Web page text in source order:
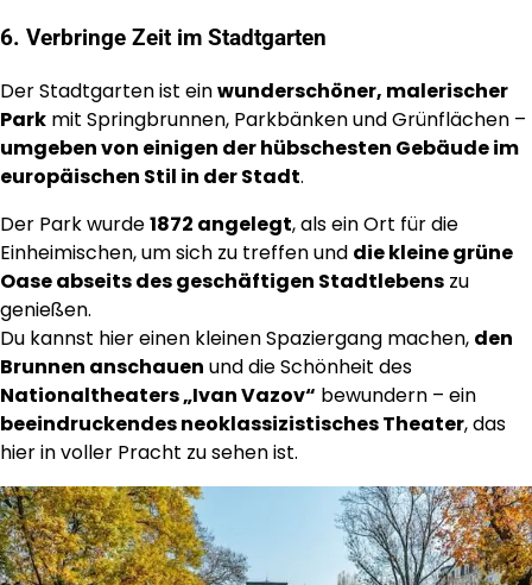
6. Verbringe Zeit im Stadtgarten
Der Stadtgarten ist einwunderschöner, malerischer
Park mit Springbrunnen, Parkbänken und Grünflächen –
umgeben von einigen der hübschesten Gebäude im
europäischen Stil in der Stadt.
Der Park wurde1872 angelegt, als ein Ort für die
Einheimischen, um sich zu treffen und die kleine grüne
Oase abseits des geschäftigen Stadtlebens zu
genießen.
Du kannst hier einen kleinen Spaziergang machen, den
Brunnen anschauen und die Schönheit des
Nationaltheaters „Ivan Vazov“ bewundern – ein
beeindruckendes neoklassizistisches Theater, das
hier in voller Pracht zu sehen ist.